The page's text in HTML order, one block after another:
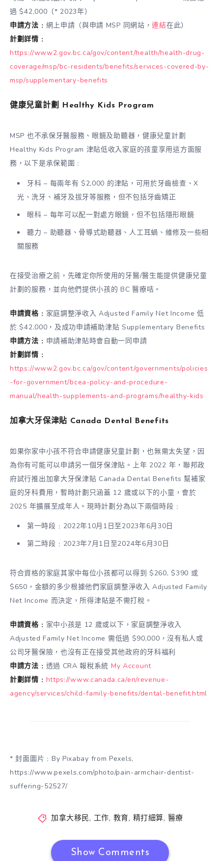
過 $42,000（* 2023年）
申請方法﹕ 網上申請（與申請 MSP 同網站，連結在此）
計劃詳情﹕
https://www2.gov.bc.ca/gov/content/health/health-drug-
coverage/msp/bc-residents/benefits/services-covered-by-
msp/supplementary-benefits
健康兒童計劃 Healthy Kids Program
MSP 也不承保牙醫服務、眼鏡及助聽器，健康兒童計劃
Healthy Kids Program 津貼低收入家庭的孩童享用這方面服
務，以下是承保範圍﹕
牙科 – 每兩年有 $2,000 的津貼，可用於牙齒檢查、X
光、洗牙、補牙及拔牙等服務，但不包括牙齒矯正
眼科 – 每年可以配一對處方眼鏡，但不包括隱形眼鏡
聽力 – 助聽器、骨導式助聽器、人工耳蝸、維修及一些相
關服務
在接受治療之前，先確定你所使用的牙醫/醫生能提供健康兒童
計劃的服務，並向他們提供小孩的 BC 醫療咭。
申請資格﹕ 家庭調整淨收入 Adjusted Family Net Income 低
於 $42,000，及成功申請補助津貼 Supplementary Benefits
申請方法﹕ 申請補助津貼時會自動一同申請
計劃詳情﹕
https://www2.gov.bc.ca/gov/content/governments/policies
-for-government/bcea-policy-and-procedure-
manual/health-supplements-and-programs/healthy-kids
加拿大牙保津貼 Canada Dental Benefits
如果你家中小孩不符合申請健康兒童計劃，也無需太失望，因
為你有可能可以申請另一個牙保津貼。上年 2022 年，聯邦政
府試行推出加拿大牙保津貼 Canada Dental Benefits 幫補家
庭的牙科費用，暫時計劃只涵蓋 12 歲或以下的小童，會於
2025 年擴展至成年人。現時計劃分為以下兩個時段﹕
第一時段﹕2022年10月1日至2023年6月30日
第二時段﹕2023年7月1日至2024年6月30日
符合資格的家庭其家中每位小孩都可以得到 $260, $390 或
$650，金額的多少根據他們家庭調整淨收入 Adjusted Family
Net Income 而決定，所得津貼是不需打稅。
申請資格﹕ 家中小孩是 12 歲或以下，家庭調整淨收入
Adjusted Family Net Income 需低過 $90,000，沒有私人或
公司牙醫保險，也沒有正在接受其他政府的牙科福利
申請方法﹕ 透過 CRA 報稅系統 My Account
計劃詳情﹕ https://www.canada.ca/en/revenue-
agency/services/child-family-benefits/dental-benefit.html
* 封面圖片﹕By Pixabay from Pexels,
https://www.pexels.com/photo/pain-armchair-dentist-
suffering-52527/
加拿大移民 , 工作, 教育 , 精打細算, 醫療
Show Comments